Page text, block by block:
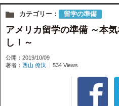
カテゴリー： 留学の準備
アメリカ留学の準備 ～本
し！～
公開：2019/10/09
著者： 西山 僚汰 534 Views